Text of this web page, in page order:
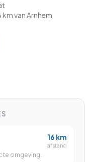
Gevorderd
Beginner
km vanArnhem
omgeving.
16 km
afstand